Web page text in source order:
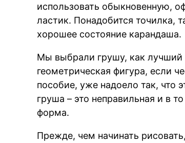
использовать обыкновенную,
ластик. Понадобится точилка,
хорошее состояние карандаша.
Мы выбрали грушу, как
геометрическая фигура, если
пособие, уже надоело так, что
груша – это неправильная и в
форма.
Прежде, чем начинать